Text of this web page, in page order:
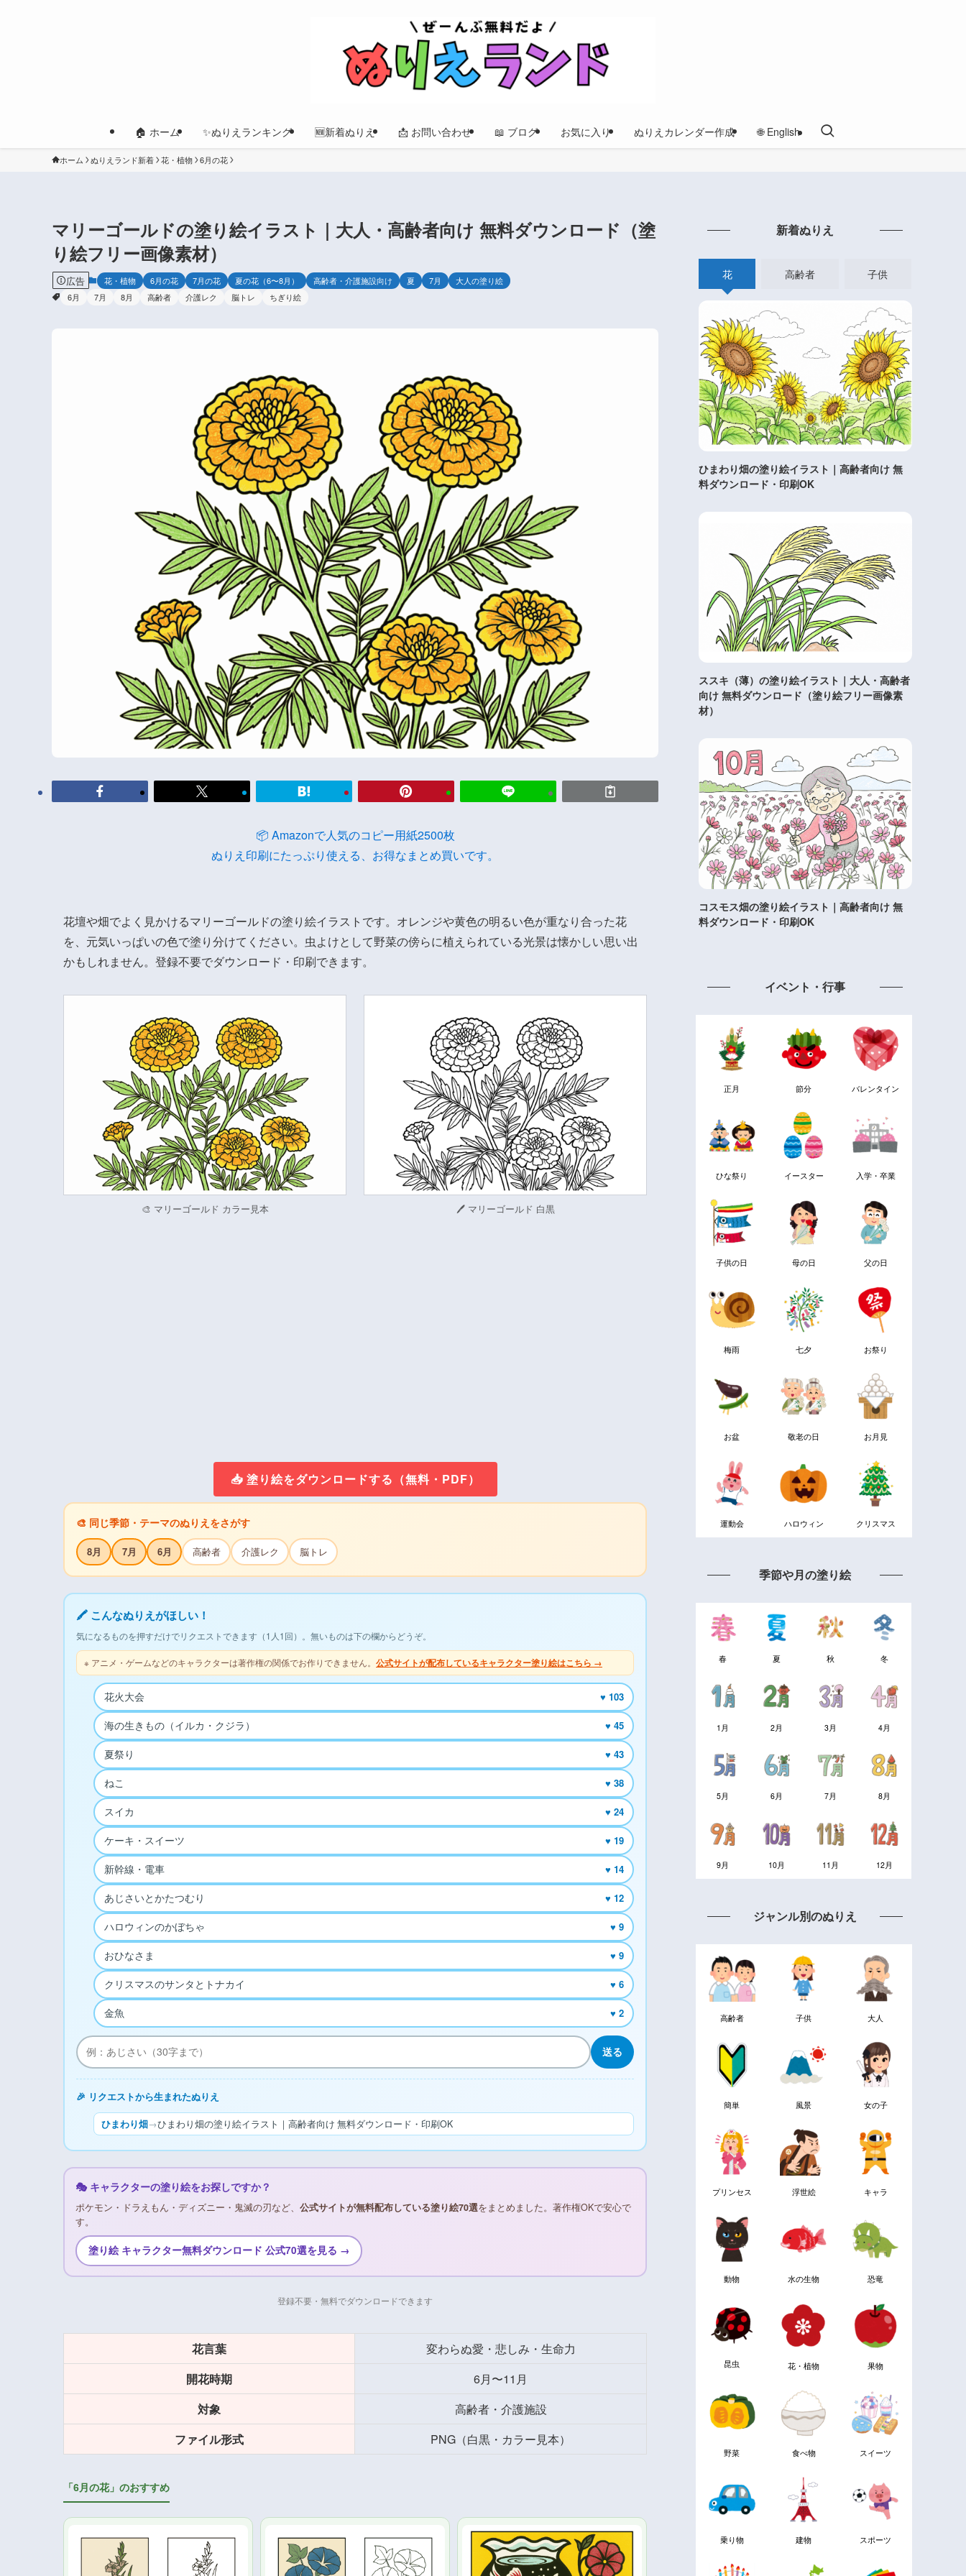
🏠 ホーム ✨ぬりえランキング 🆕新着ぬりえ 📩 お問い合わせ 📖 ブログ お気に入り ぬりえカレンダー作成 🌐 English
ホーム ぬりえランド新着 花・植物 6月の花
マリーゴールドの塗り絵イラスト｜大人・高齢者向け 無料ダウンロード（塗
り絵フリー画像素材）
広告 花・植物 6月の花 7月の花 夏の花（6〜8月） 高齢者・介護施設向け 夏 7月
大人の塗り絵
6月
7月 8月 高齢者 介護レク 脳トレ ちぎり絵
📦 Amazonで人気のコピー用紙2500枚
ぬりえ印刷にたっぷり使える、お得なまとめ買いです。
花壇や畑でよく見かけるマリーゴールドの塗り絵イラストです。オレンジや黄色の明るい色が重なり合った花
を、元気いっぱいの色で塗り分けてください。虫よけとして野菜の傍らに植えられている光景は懐かしい思い出
かもしれません。登録不要でダウンロード・印刷できます。
🎨 マリーゴールド カラー見本 🖊 マリーゴールド 白黒
📥 塗り絵をダウンロードする（無料・PDF）
🎨 同じ季節・テーマのぬりえをさがす
8月 7月 6月 高齢者 介護レク 脳トレ
🖍 こんなぬりえがほしい！
気になるものを押すだけでリクエストできます（1人1回）。無いものは下の欄からどうぞ。
※ アニメ・ゲームなどのキャラクターは著作権の関係でお作りできません。 公式サイトが配布しているキャラクター塗り絵はこちら →
花火大会 ♥ 103
海の生きもの（イルカ・クジラ） ♥ 45
夏祭り ♥ 43
ねこ ♥ 38
スイカ ♥ 24
ケーキ・スイーツ ♥ 19
新幹線・電車 ♥ 14
あじさいとかたつむり ♥ 12
ハロウィンのかぼちゃ ♥ 9
おひなさま ♥ 9
クリスマスのサンタとトナカイ ♥ 6
金魚 ♥ 2
送る
🎉 リクエストから生まれたぬりえ
ひまわり畑→ひまわり畑の塗り絵イラスト｜高齢者向け 無料ダウンロード・印刷OK
🎭 キャラクターの塗り絵をお探しですか？
ポケモン・ドラえもん・ディズニー・鬼滅の刃など、 公式サイトが無料配布している塗り絵70選をまとめました。著作権OKで安心で
す。
塗り絵 キャラクター無料ダウンロード 公式70選を見る →
登録不要・無料でダウンロードできます
花言葉
変わらぬ愛・悲しみ・生命力
開花時期
6月〜11月
対象
高齢者・介護施設
ファイル形式
PNG（白黒・カラー見本）
「6月の花」のおすすめ
新着ぬりえ
花 高齢者 子供
ひまわり畑の塗り絵イラスト｜高齢者向け 無
料ダウンロード・印刷OK
ススキ（薄）の塗り絵イラスト｜大人・高齢者
向け 無料ダウンロード（塗り絵フリー画像素
材）
コスモス畑の塗り絵イラスト｜高齢者向け 無
料ダウンロード・印刷OK
イベント・行事
正月 節分 バレンタイン
ひな祭り イースター 入学・卒業
子供の日 母の日 父の日
梅雨 七夕 お祭り
お盆 敬老の日 お月見
運動会 ハロウィン クリスマス
季節や月の塗り絵
春 夏 秋 冬
1月 2月 3月 4月
5月 6月 7月 8月
9月 10月 11月 12月
ジャンル別のぬりえ
高齢者 子供 大人
簡単 風景 女の子
プリンセス 浮世絵 キャラ
動物 水の生物 恐竜
昆虫 花・植物 果物
野菜 食べ物 スイーツ
乗り物 建物 スポーツ